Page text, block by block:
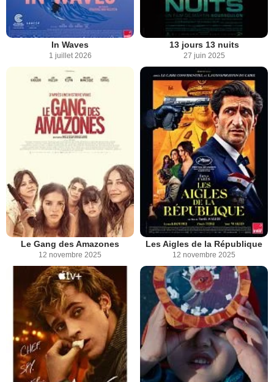
In Waves
1 juillet 2026
13 jours 13 nuits
27 juin 2025
Le Gang des Amazones
12 novembre 2025
Les Aigles de la République
12 novembre 2025